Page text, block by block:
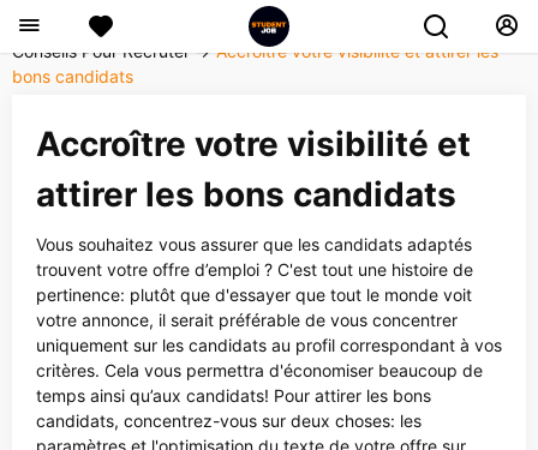
Conseils Pour Recruter → Accroître votre visibilité et attirer les
bons candidats
Accroître votre visibilité et
attirer les bons candidats
Vous souhaitez vous assurer que les candidats adaptés
trouvent votre offre d’emploi ? C'est tout une histoire de
pertinence: plutôt que d'essayer que tout le monde voit
votre annonce, il serait préférable de vous concentrer
uniquement sur les candidats au profil correspondant à vos
critères. Cela vous permettra d'économiser beaucoup de
temps ainsi qu’aux candidats! Pour attirer les bons
candidats, concentrez-vous sur deux choses: les
paramètres et l'optimisation du texte de votre offre sur